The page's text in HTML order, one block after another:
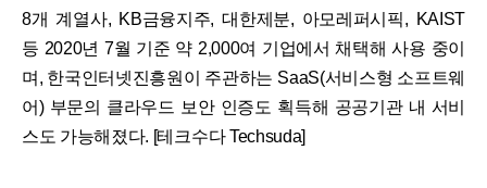
8개 계열사, KB금융지주, 대한제분, 아모레퍼시픽, KAIST
등 2020년 7월 기준 약 2,000여 기업에서 채택해 사용 중이
며, 한국인터넷진흥원이 주관하는 SaaS(서비스형 소프트웨
어) 부문의 클라우드 보안 인증도 획득해 공공기관 내 서비
스도 가능해졌다. [테크수다 Techsuda]